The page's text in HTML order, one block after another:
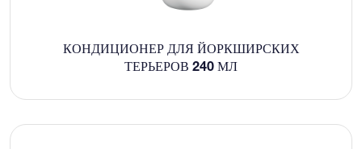
КОНДИЦИОНЕР ДЛЯ ЙОРКШИРСКИХ
ТЕРЬЕРОВ 240 МЛ